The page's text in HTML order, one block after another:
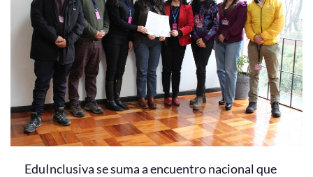
EduInclusiva se suma a encuentro nacional que